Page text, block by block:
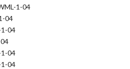
1-04
04
04
04
04